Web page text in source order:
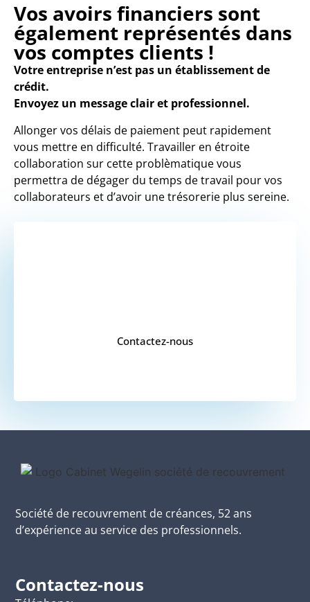
Vos avoirs financiers sont
également représentés dans
vos comptes clients !
Votre entreprise n’est pas un établissement de
crédit.
Envoyez un message clair et professionnel.
Allonger vos délais de paiement peut rapidement
vous mettre en difficulté. Travailler en étroite
collaboration sur cette problèmatique vous
permettra de dégager du temps de travail pour vos
collaborateurs et d’avoir une trésorerie plus sereine.
Contactez-nous
Société de recouvrement de créances, 52 ans
d’expérience au service des professionnels.
Contactez-nous